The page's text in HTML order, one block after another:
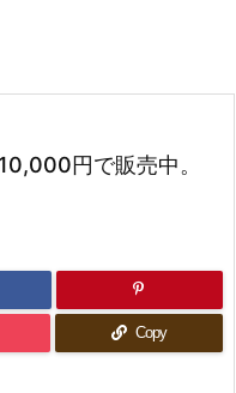
円で販売中。
Copy